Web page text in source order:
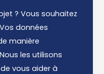
? Vous souhaitez
données
manière
les utilisons
vous aider à